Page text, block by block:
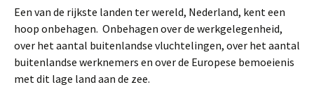
Een van de rijkste landen ter wereld, Nederland, kent een
hoop onbehagen. Onbehagen over de werkgelegenheid,
over het aantal buitenlandse vluchtelingen, over het aantal
buitenlandse werknemers en over de Europese bemoeienis
met dit lage land aan de zee.